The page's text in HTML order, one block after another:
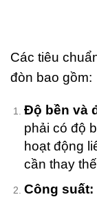
Các tiêu
đòn bao gồm:
Độ bền và
phải có độ
hoạt động
cần thay
Công suất: